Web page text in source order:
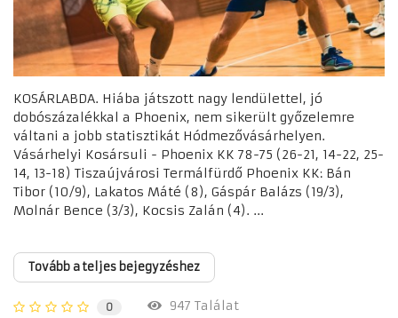
KOSÁRLABDA. Hiába játszott nagy lendülettel, jó
dobószázalékkal a Phoenix, nem sikerült győzelemre
váltani a jobb statisztikát Hódmezővásárhelyen.
Vásárhelyi Kosársuli - Phoenix KK 78-75 (26-21, 14-22, 25-
14, 13-18) Tiszaújvárosi Termálfürdő Phoenix KK: Bán
Tibor (10/9), Lakatos Máté (8), Gáspár Balázs (19/3),
Molnár Bence (3/3), Kocsis Zalán (4). ...
Tovább a teljes bejegyzéshez
0
947 Találat